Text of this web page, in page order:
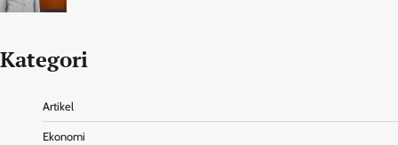
Kategori
Artikel
Ekonomi